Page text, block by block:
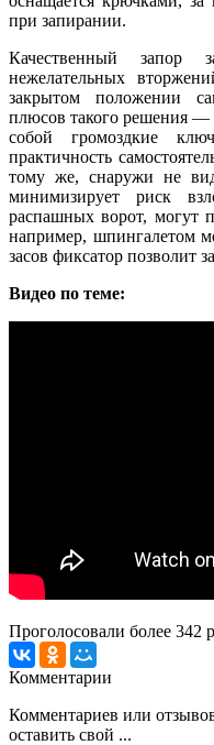
при запирании.
Качественный запор
нежелательных
закрытом положении
плюсов такого решения —
собой громоздкие
практичность
тому же, снаружи не
минимизирует риск
распашных ворот, могут
например, шпингалетом
засов фиксатор позволит
Видео по теме:
Проголосовали более 342
Комментарии
Комментариев или
оставить свой ...